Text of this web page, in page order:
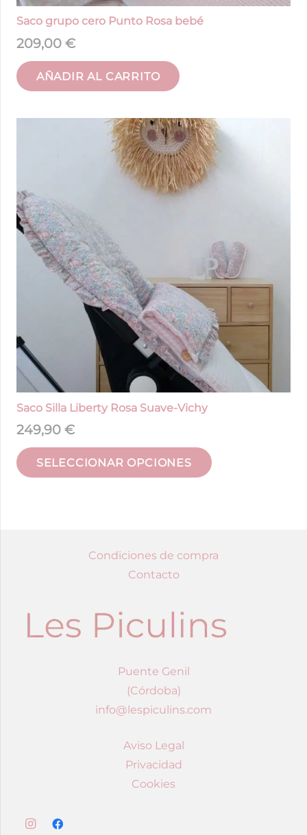
Saco grupo cero Punto Rosa bebé
209,00 €
AÑADIR AL CARRITO
Saco Silla Liberty Rosa Suave-Vichy
249,90 €
SELECCIONAR OPCIONES
Condiciones de compra
Contacto
Puente Genil
(Córdoba)
info@lespiculins.com
Aviso Legal
Privacidad
Cookies